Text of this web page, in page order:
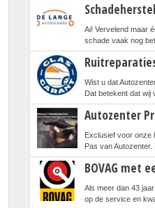
Schadeherstel
Ai! Vervelend maar
schade vaak nog
Wist u dat
Dat betekent dat wij
Autozenter
Exclusief voor onze
Pas van Autozenter.
BOVAG met
Als meer dan 43
op de service en